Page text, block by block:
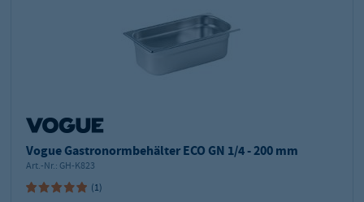
Vogue Gastronormbehälter ECO GN 1/4 - 200 mm
Art.-Nr.: GH-K823
(1)